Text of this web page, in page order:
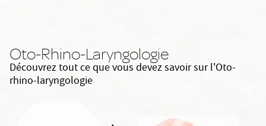
Oto-Rhino-Laryngologie
Découvrez tout ce que vous devez savoir sur l'Oto-
rhino-laryngologie